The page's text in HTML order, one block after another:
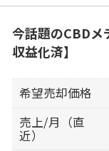
今話題のCBDメ
収益化済】
希望売却価格
売上/月（直
近）